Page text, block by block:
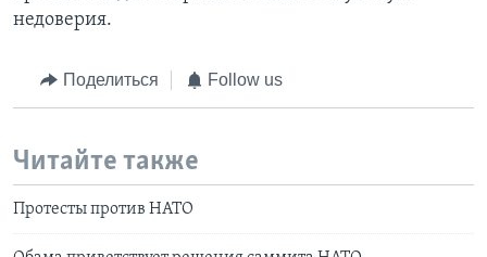
недоверия.
Поделиться Follow us
Читайте также
Протесты против НАТО